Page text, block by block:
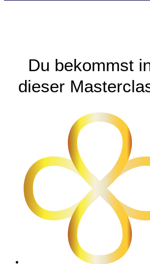
Du bekommst
dieser